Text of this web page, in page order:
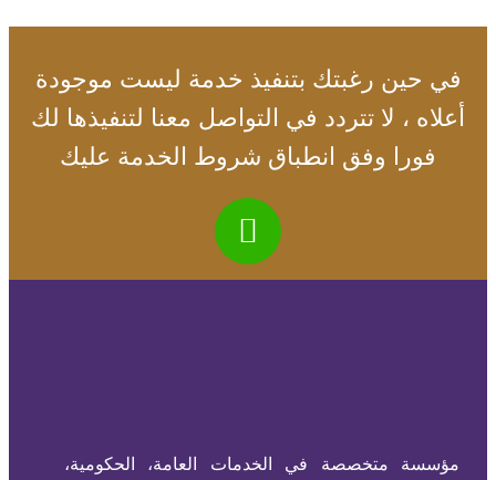
في حين رغبتك بتنفيذ خدمة ليست موجودة
أعلاه ، لا تتردد في التواصل معنا لتنفيذها لك
فورا وفق انطباق شروط الخدمة عليك
مؤسسة متخصصة في الخدمات العامة، الحكومية،